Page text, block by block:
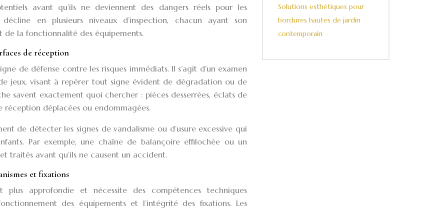
avant qu’ils ne deviennent des dangers réels pour les
en plusieurs niveaux d’inspection, chacun ayant son
la fonctionnalité des équipements.
de réception
de défense contre les risques immédiats. Il s’agit d’un examen
jeux, visant à repérer tout signe évident de dégradation ou de
savent exactement quoi chercher : pièces desserrées, éclats de
réception déplacées ou endommagées.
de détecter les signes de vandalisme ou d’usure excessive qui
Par exemple, une chaîne de balançoire effilochée ou un
traités avant qu’ils ne causent un accident.
et fixations
plus approfondie et nécessite des compétences techniques
des équipements et l’intégrité des fixations. Les
Solutions esthétiques pour
bordures hautes de jardin
contemporain